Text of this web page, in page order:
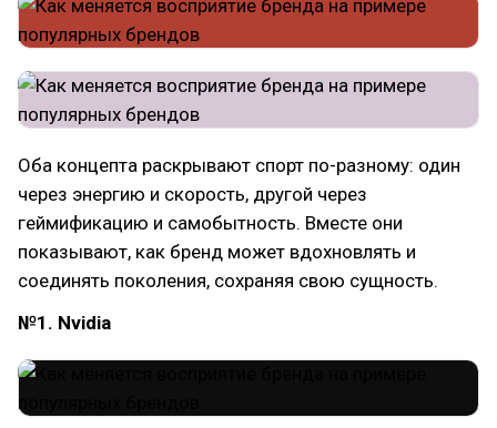
Оба концепта раскрывают спорт по-разному: один
через энергию и скорость, другой через
геймификацию и самобытность. Вместе они
показывают, как бренд может вдохновлять и
соединять поколения, сохраняя свою сущность.
№1. Nvidia